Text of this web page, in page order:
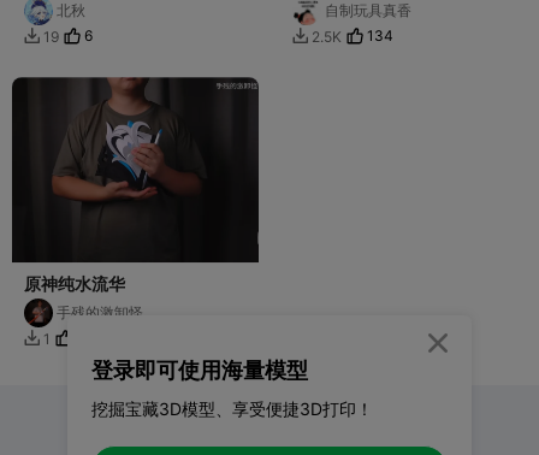
北秋
 19 6
自制玩具真香
 2.5K 134
原神纯水流华
手残的激卸怪
 1
登录即可使用海量模型
挖掘宝藏3D模型、享受便捷3D打印！
